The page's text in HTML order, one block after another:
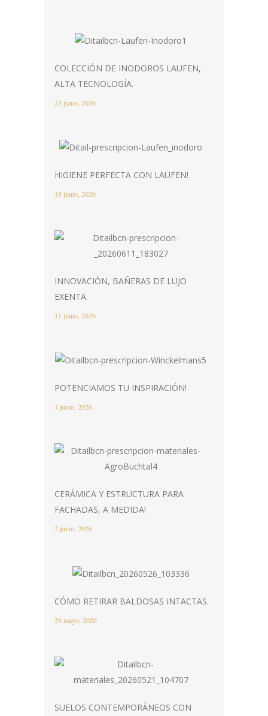
COLECCIÓN DE INODOROS LAUFEN,
ALTA TECNOLOGÍA.
23 junio, 2026
HIGIENE PERFECTA CON LAUFEN!
18 junio, 2026
INNOVACIÓN, BAÑERAS DE LUJO
EXENTA.
11 junio, 2026
POTENCIAMOS TU INSPIRACIÓN!
4 junio, 2026
CERÁMICA Y ESTRUCTURA PARA
FACHADAS, A MEDIDA!
2 junio, 2026
CÓMO RETIRAR BALDOSAS INTACTAS.
26 mayo, 2026
SUELOS CONTEMPORÁNEOS CON